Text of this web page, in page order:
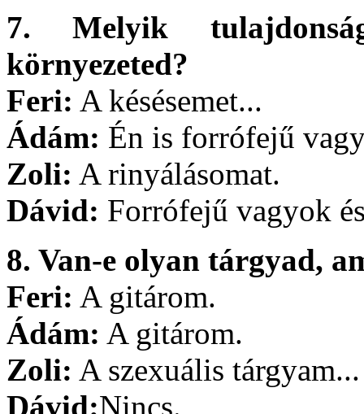
7. Melyik
környezeted?
Feri: A késésemet...
Ádám: Én is forrófejű
Zoli: A rinyálásomat.
Dávid: Forrófejű vagyok
8. Van-e olyan tárgyad,
Feri: A gitárom.
Ádám: A gitárom.
Zoli: A szexuális tárgyam...
Dávid:Nincs.